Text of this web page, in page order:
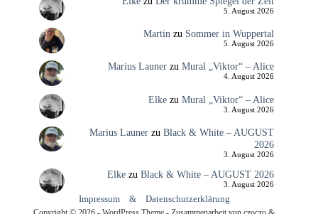
5. August 2026
Martinzu Sommer in Wuppertal
5. August 2026
Marius Launerzu Mural „Viktor“ – Alice
4. August 2026
Elkezu Mural „Viktor“ – Alice
3. August 2026
Marius Launerzu Black & White – AUGUST
2026
3. August 2026
Elkezu Black & White – AUGUST 2026
3. August 2026
Impressum & Datenschutzerklärung